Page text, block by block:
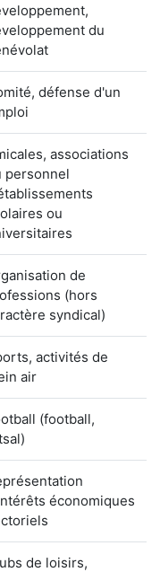
du
défense d'un
associations
personnel
ou
de
(hors
syndical)
activités de
air
(football,
économiques
de loisirs,